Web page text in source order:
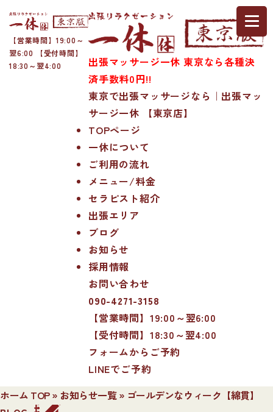
【営業時間】19:00～
翌6:00 【受付時間】
18:30～翌4:00
出張マッサージ一休 東京なら各種決
済手数料0円!!
東京で出張マッサージなら｜出張マッ
サージ一休 【東京店】
TOPページ
一休について
ご利用の流れ
メニュー/料金
セラピスト紹介
出張エリア
ブログ
お知らせ
採用情報
お問い合わせ
090-4271-3158
【営業時間】19:00～翌6:00
【受付時間】18:30～翌4:00
フォームからご予約
LINEでご予約
ホーム TOP» お知らせ一覧» ゴールデンなウィーク【綿貫】